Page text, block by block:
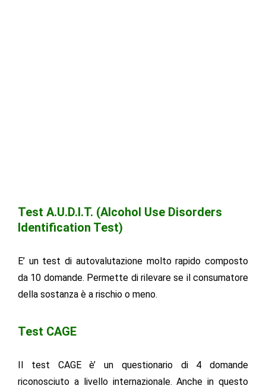
Test A.U.D.I.T. (Alcohol Use Disorders
Identification Test)
E’ un test di autovalutazione molto rapido composto
da 10 domande. Permette di rilevare se il consumatore
della sostanza è a rischio o meno.
Test CAGE
Il test CAGE è’ un questionario di 4 domande
riconosciuto a livello internazionale. Anche in questo